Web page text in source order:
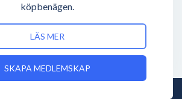
köpbenägen.
LÄS MER
SKAPA MEDLEMSKAP